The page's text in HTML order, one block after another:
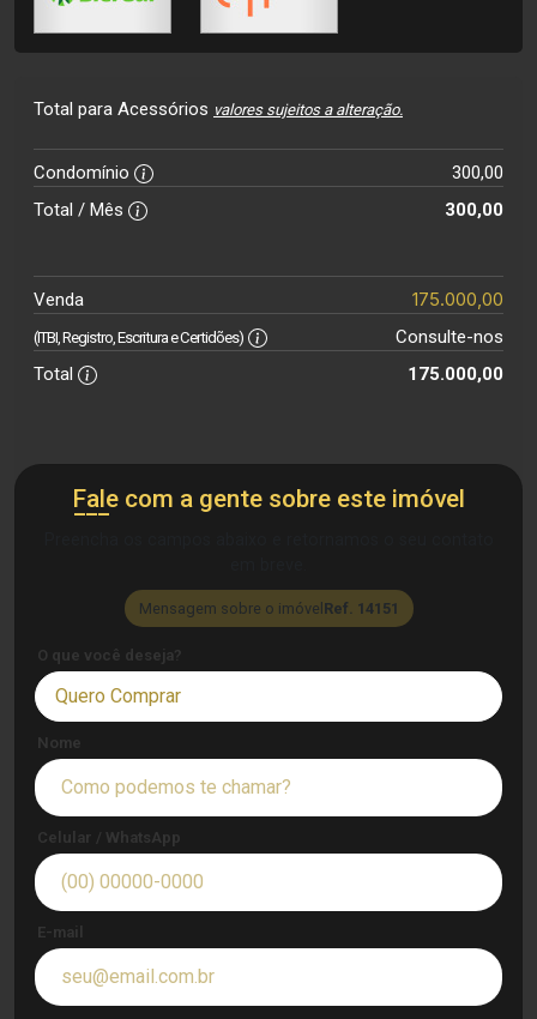
Total para Acessórios valores sujeitos a alteração.
Condomínio
300,00
Total / Mês
300,00
Venda 175.000,00
(ITBI, Registro, Escritura e Certidões)
Consulte-nos
Total
175.000,00
Fale com a gente sobre este imóvel
Mensagem sobre o imóvelRef. 14151
O que você deseja?
Quero Comprar
Nome
Celular / WhatsApp
E-mail